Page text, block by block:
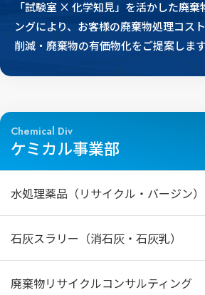
「試験室 × 化学知見」を活かした廃棄
ングにより、 お客様の廃棄物処理コス
削減・廃棄物の有価物化をご提案します
Chemical Div
ケミカル事業部
水処理薬品（リサイクル・バージン）
石灰スラリー（消石灰・石灰乳）
廃棄物リサイクルコンサルティング